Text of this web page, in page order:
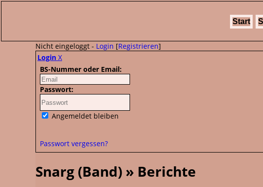
Start
Nicht eingeloggt - Login [Registrieren]
Login X
BS-Nummer oder Email:
Passwort:
Angemeldet bleiben
Passwort vergessen?
Snarg (Band) » Berichte